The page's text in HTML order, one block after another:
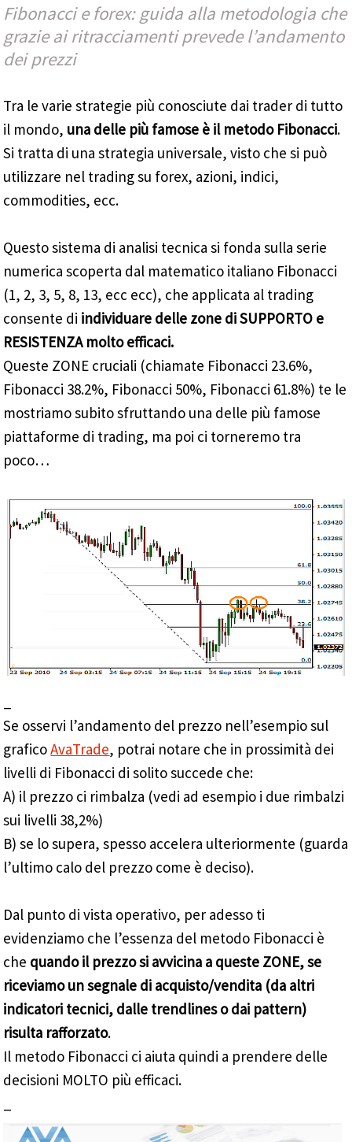
Fibonacci e forex: guida alla metodologia che
grazie ai ritracciamenti prevede l’andamento
dei prezzi
Tra le varie strategie più conosciute dai trader di tutto
il mondo, una delle più famose è il metodo Fibonacci.
Si tratta di una strategia universale, visto che si può
utilizzare nel trading su forex, azioni, indici,
commodities, ecc.
Questo sistema di analisi tecnica si fonda sulla serie
numerica scoperta dal matematico italiano Fibonacci
(1, 2, 3, 5, 8, 13, ecc ecc), che applicata al trading
consente di individuare delle zone di SUPPORTO e
RESISTENZA molto efficaci.
Queste ZONE cruciali (chiamate Fibonacci 23.6%,
Fibonacci 38.2%, Fibonacci 50%, Fibonacci 61.8%) te le
mostriamo subito sfruttando una delle più famose
piattaforme di trading, ma poi ci torneremo tra
poco…
Se osservi l’andamento del prezzo nell’esempio sul
graficoAvaTrade, potrai notare che in prossimità dei
livelli di Fibonacci di solito succede che:
A) il prezzo ci rimbalza (vedi ad esempio i due rimbalzi
sui livelli 38,2%)
B) se lo supera, spesso accelera ulteriormente (guarda
l’ultimo calo del prezzo come è deciso).
Dal punto di vista operativo, per adesso ti
evidenziamo che l’essenza del metodo Fibonacci è
che quando il prezzo si avvicina a queste ZONE, se
riceviamo un segnale di acquisto/vendita (da altri
indicatori tecnici, dalle trendlines o dai pattern)
risulta rafforzato.
Il metodo Fibonacci ci aiuta quindi a prendere delle
decisioni MOLTO più efficaci.